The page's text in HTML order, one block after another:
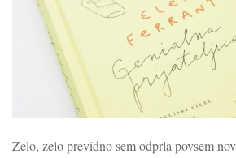
Zelo, zelo previdno sem odprla povsem